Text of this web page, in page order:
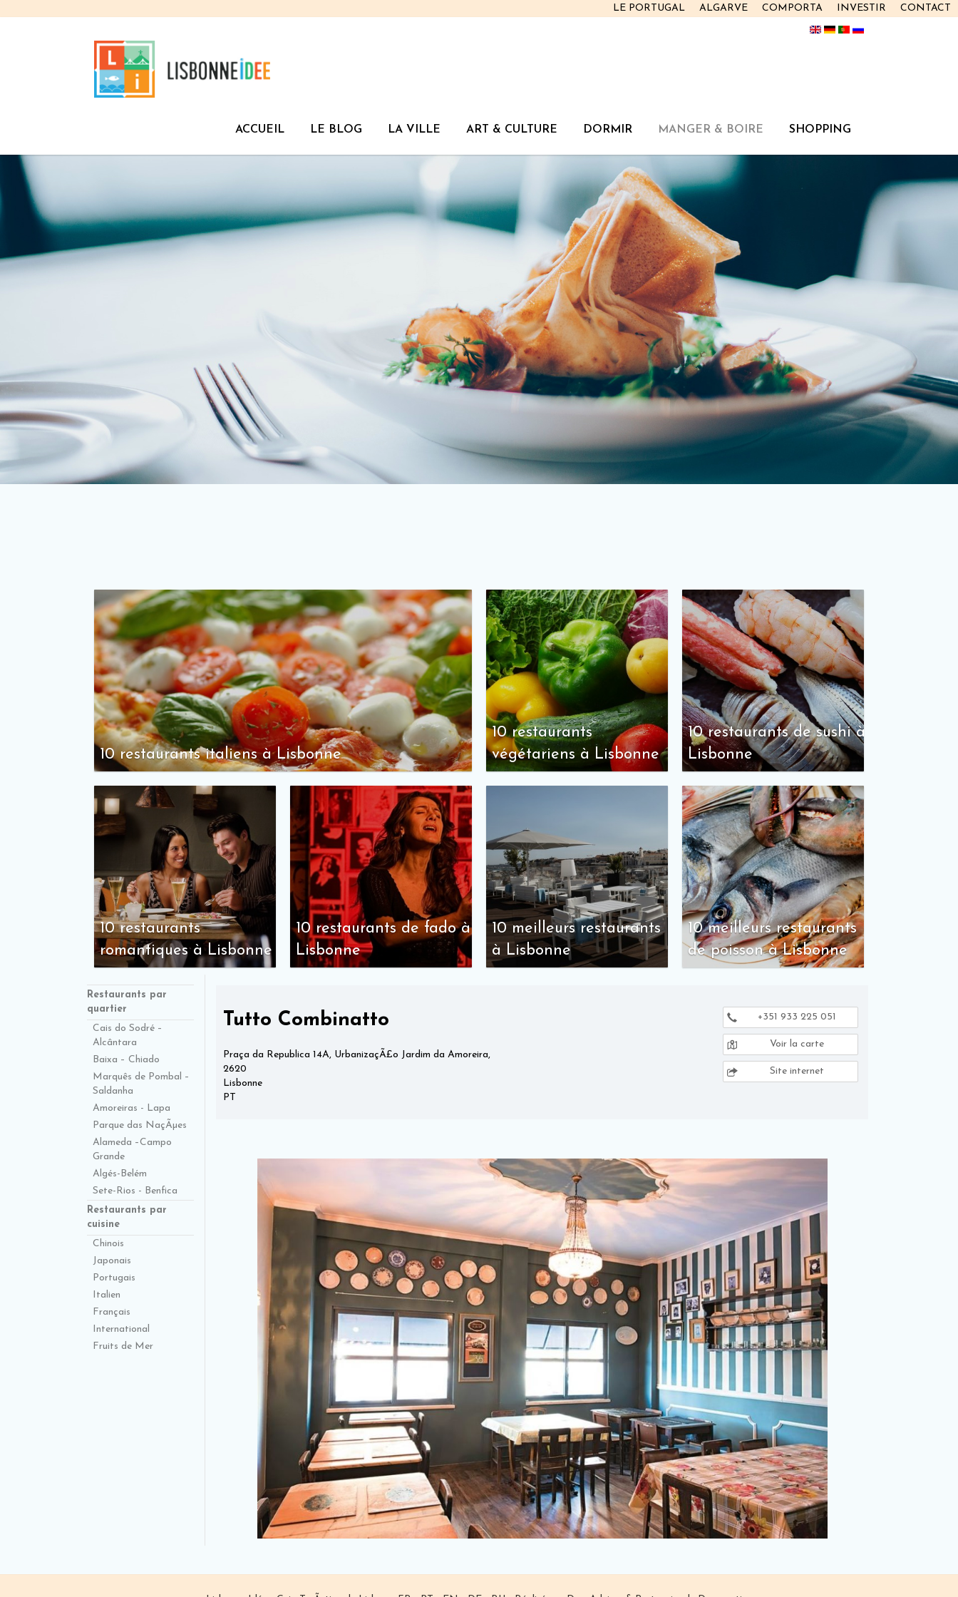
CONTACT
INVESTIR
COMPORTA
ALGARVE
LE PORTUGAL
ACCUEIL LE BLOG LA VILLE ART & CULTURE DORMIR MANGER & BOIRE SHOPPING
10 restaurants italiens à Lisbonne
10 restaurants
végétariens à Lisbonne
10 restaurants de sushi à
Lisbonne
10 restaurants
romantiques à Lisbonne
10 restaurants de fado à
Lisbonne
10 meilleurs restaurants
à Lisbonne
10 meilleurs restaurants
de poisson à Lisbonne
Restaurants par
quartier
Cais do Sodré –
Alcântara
Baixa – Chiado
Marquês de Pombal –
Saldanha
Amoreiras - Lapa
Parque das NaçÃµes
Alameda –Campo
Grande
Algés-Belém
Sete-Rios - Benfica
Restaurants par
cuisine
Chinois
Japonais
Portugais
Italien
Français
International
Fruits de Mer
Tutto Combinatto
Praça da Republica 14A, UrbanizaçÃ£o Jardim da Amoreira,
2620
Lisbonne
PT
+351 933 225 051
Voir la carte
Site internet